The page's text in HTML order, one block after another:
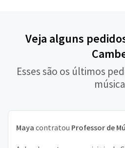
Veja alguns
Esses são os últimos
música
Maya contratou Professor de